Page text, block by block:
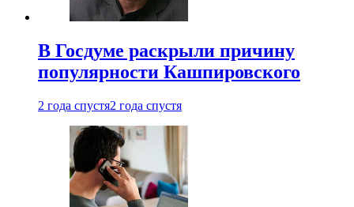
В Госдуме раскрыли причину
популярности Кашпировского
2 года спустя2 года спустя